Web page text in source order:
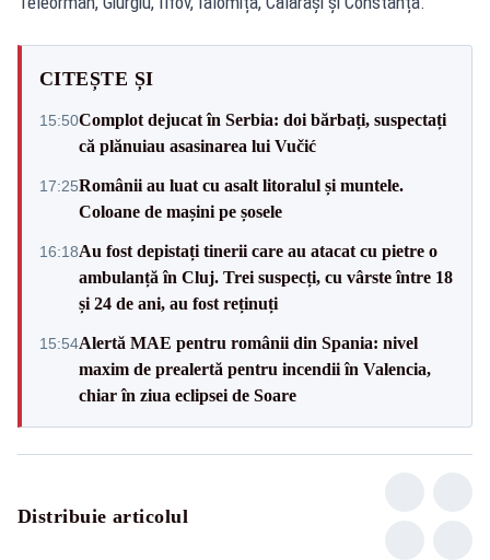
CITEȘTE ȘI
15:50Complot dejucat în Serbia: doi bărbați, suspectați
că plănuiau asasinarea lui Vučić
17:25Românii au luat cu asalt litoralul și muntele.
Coloane de mașini pe șosele
16:18Au fost depistați tinerii care au atacat cu pietre o
ambulanță în Cluj. Trei suspecți, cu vârste între 18
și 24 de ani, au fost reținuți
15:54Alertă MAE pentru românii din Spania: nivel
maxim de prealertă pentru incendii în Valencia,
chiar în ziua eclipsei de Soare
Distribuie articolul